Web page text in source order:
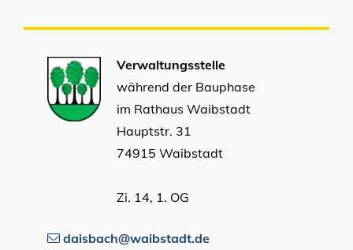
Verwaltungsstelle
während der Bauphase
im Rathaus Waibstadt
Hauptstr. 31
74915 Waibstadt
Zi. 14, 1. OG
daisbach@waibstadt.de